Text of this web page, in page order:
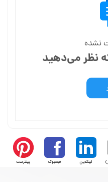
نشده
نظر می‌دهید
لینکدین فیسبوک پینترست